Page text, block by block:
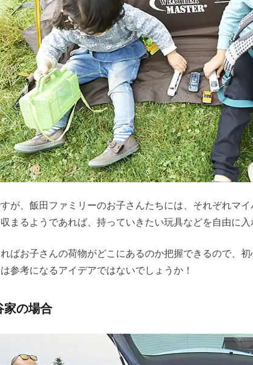
が、飯田ファミリーのお子さんたちには、それぞれマ
まるようであれば、持っていきたい玩具などを自由に入
ばお子さんの荷物がどこにあるのか把握できるので、
参考になるアイデアではないでしょうか！
家の場合